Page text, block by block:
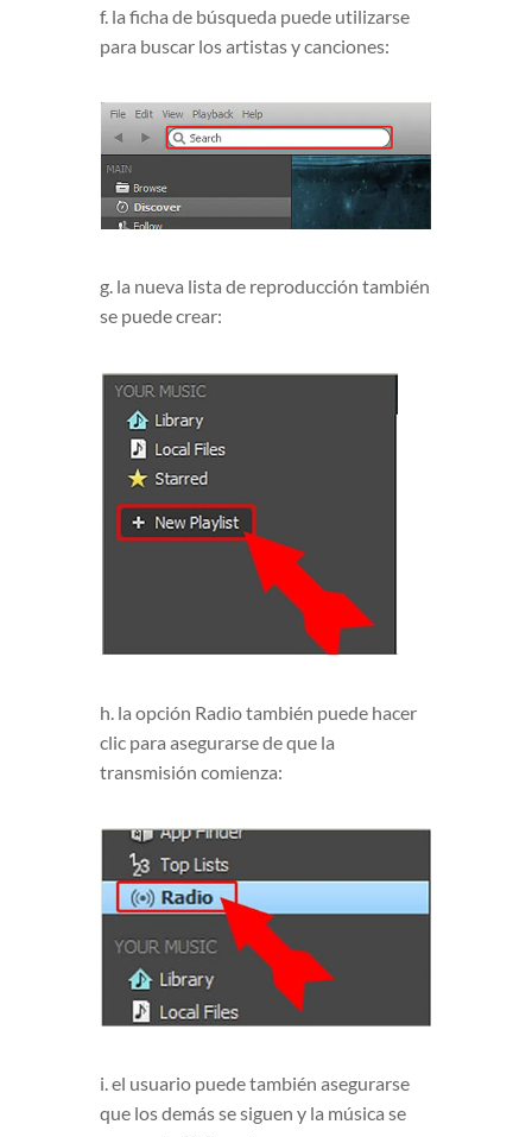
f. la ficha de búsqueda puede utilizarse
para buscar los artistas y canciones:
g. la nueva lista de reproducción también
se puede crear:
h. la opción Radio también puede hacer
clic para asegurarse de que la
transmisión comienza:
i. el usuario puede también asegurarse
que los demás se siguen y la música se